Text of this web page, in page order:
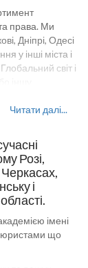
права. Ми
Дніпрі, Одесі
у інші міста і
світ і
«Право»
матеріал
і Україна:
бути
колу
дисципліни
напрямків,
України і
Читати далі...
Розі,
Черкасах,
і
імені
юристами що